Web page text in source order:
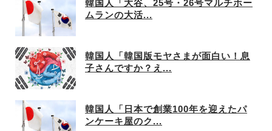
韓国人「大谷、25号・26号マルチホー
ムランの大活...
韓国人「韓国版モヤさまが面白い！息
子さんですか？え...
韓国人「日本で創業100年を迎えたパ
ンケーキ屋のク...